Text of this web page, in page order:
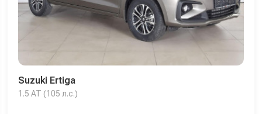
Suzuki Ertiga
1.5 AT (105 л.с.)